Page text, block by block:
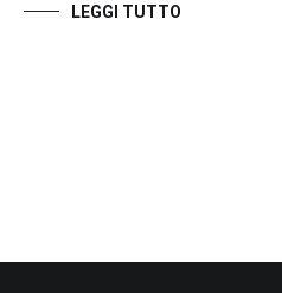
LEGGI TUTTO